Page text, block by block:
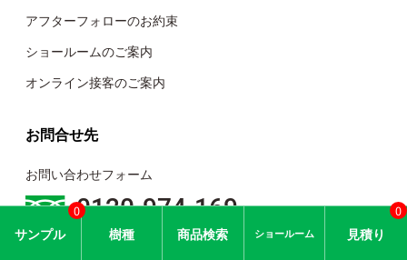
アフターフォローのお約束
ショールームのご案内
オンライン接客のご案内
お問合せ先
お問い合わせフォーム
0120-974-169
TEL 0797-32-5191
サンプル
0
樹種 商品検索 ショールーム 見積り
0